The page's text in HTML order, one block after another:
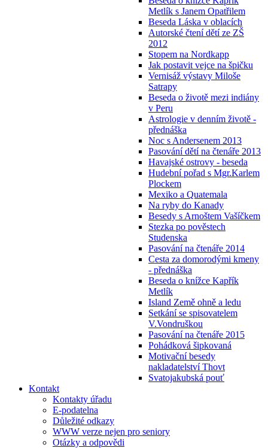
Metlík s Janem Opatřilem
Beseda Láska v oblacích
Autorské čtení dětí ze ZŠ
2012
Stopem na Nordkapp
Jak postavit vejce na špičku
Vernisáž výstavy Miloše
Satrapy
Beseda o životě mezi indiány
v Peru
Astrologie v denním životě -
přednáška
Noc s Andersenem 2013
Pasování dětí na čtenáře 2013
Havajské ostrovy - beseda
Hudební pořad s Mgr.Karlem
Plockem
Mexiko a Quatemala
Na ryby do Kanady
Besedy s Arnoštem Vašíčkem
Stezka po pověstech
Studenska
Pasování na čtenáře 2014
Cesta za domorodými kmeny
- přednáška
Beseda o knížce Kapřík
Metlík
Island Země ohně a ledu
Setkání se spisovatelem
V.Vondruškou
Pasování na čtenáře 2015
Pohádková šipkovaná
Motivační besedy
nakladatelství Thovt
Svatojakubská pouť
Kontakt
Kontakty úřadu
E-podatelna
Důležité odkazy
WWW verze nejen pro seniory
Otázky a odpovědi